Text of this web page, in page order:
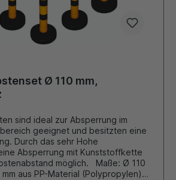
Ø 110 mm,
sind ideal zur Absperrung im
geeignet und besitzten eine
Durch das sehr Hohe
Absperrung mit Kunststoffkette
möglich. Maße: Ø 110
aus PP-Material (Polypropylen)